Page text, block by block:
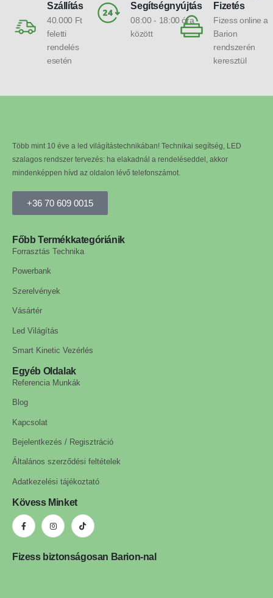
Szállítás
40.000 Ft
feletti
rendelés
esetén
Segítségnyújtás
08:00 - 18:00 óra
között
Fizetés
Fizess online a
Barion
rendszerén
keresztül
Több mint 10 éve a led világítástechnikában! Technikai segítség, LED
szalagos rendszer tervezés: ha elakadnál a rendeléseddel, akkor
mindenképpen hívd az oldalon lévő telefonszámot.
+36 70 609 0015
Főbb Termékkategóriánik
Forrasztás Technika
Powerbank
Szerelvények
Vásártér
Led Világítás
Smart Kinetic Vezérlés
Egyéb Oldalak
Referencia Munkák
Blog
Kapcsolat
Bejelentkezés / Regisztráció
Általános szerződési feltételek
Adatkezelési tájékoztató
Kövess Minket
Fizess biztonságosan Barion-nal